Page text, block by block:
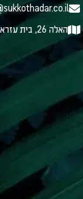
האלה 26, בית עזרא